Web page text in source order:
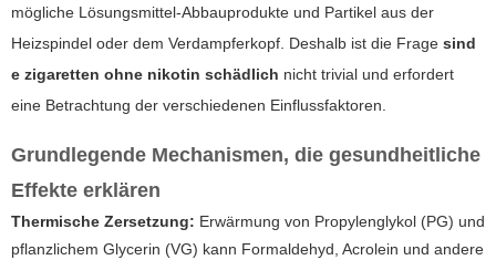
mögliche Lösungsmittel-Abbauprodukte und Partikel aus der
Heizspindel oder dem Verdampferkopf. Deshalb ist die Frage sind
e zigaretten ohne nikotin schädlich nicht trivial und erfordert
eine Betrachtung der verschiedenen Einflussfaktoren.
Grundlegende Mechanismen, die gesundheitliche
Effekte erklären
Thermische Zersetzung: Erwärmung von Propylenglykol (PG) und
pflanzlichem Glycerin (VG) kann Formaldehyd, Acrolein und andere